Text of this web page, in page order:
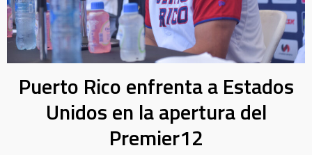
Puerto Rico enfrenta a Estados
Unidos en la apertura del
Premier12